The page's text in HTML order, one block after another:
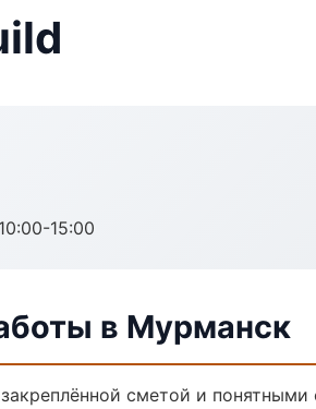
15:00
в Мурманск
сметой и